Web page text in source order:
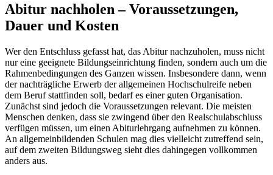
Abitur nachholen – Voraussetzungen,
Dauer und Kosten
Wer den Entschluss gefasst hat, das Abitur nachzuholen, muss nicht
nur eine geeignete Bildungseinrichtung finden, sondern auch um die
Rahmenbedingungen des Ganzen wissen. Insbesondere dann, wenn
der nachträgliche Erwerb der allgemeinen Hochschulreife neben
dem Beruf stattfinden soll, bedarf es einer guten Organisation.
Zunächst sind jedoch die Voraussetzungen relevant. Die meisten
Menschen denken, dass sie zwingend über den Realschulabschluss
verfügen müssen, um einen Abiturlehrgang aufnehmen zu können.
An allgemeinbildenden Schulen mag dies vielleicht zutreffend sein,
auf dem zweiten Bildungsweg sieht dies dahingegen vollkommen
anders aus.